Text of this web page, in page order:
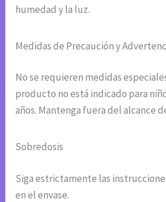
humedad y la luz.
Medidas de Precaución y
No se requieren medidas
producto no está indicado para
años. Mantenga fuera del alcance
Sobredosis
Siga estrictamente las
en el envase.